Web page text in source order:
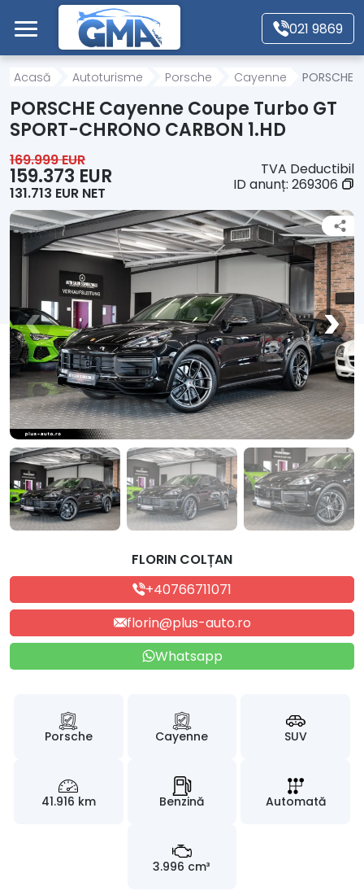
Mergi direct la conținutul principal
021 9869
Acasă
Autoturisme
Motociclete
Autoutilitare
Alte tipuri vehicule
Despre Noi
Contact
Acasă Autoturisme Porsche Cayenne PORSCHE
PORSCHE Cayenne Coupe Turbo GT
SPORT-CHRONO CARBON 1.HD
169.999 EUR
159.373 EUR
131.713 EUR NET
TVA Deductibil
ID anunț: 269306
FLORIN COLȚAN
+40766711071
florin@plus-auto.ro
Whatsapp
Porsche Cayenne SUV
41.916 km Benzină Automată
3.996 cm³